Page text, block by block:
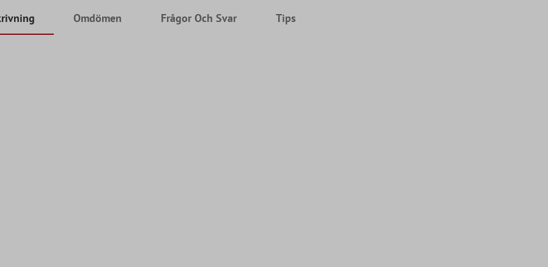
Omdömen Frågor Och Svar Tips